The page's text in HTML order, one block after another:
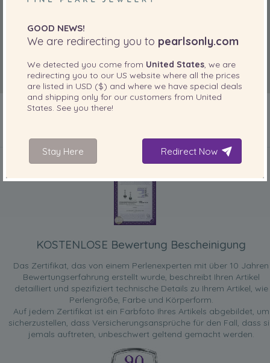
IN IHREM PRODUKT ENTHALTEN
KOSTENLOSE Bewertung Bescheinigung
Das Zertifikat, das von einem Perlenexperten mit über 10 Jahren
Bewertungserfahrung erstellt wurde, beschreibt Ihren Artikel
detailliert und spezifiziert technische Details zu Ihrem Artikel, wie
Perlengröße, Farbe und Körperform.
Auf jedem Zertifikat ist ein Farbfoto Ihres Artikels abgebildet, um
sicherzustellen, dass Versicherungsansprüche für den Fall, dass
jemals auftreten, unbeschwert geltend gemacht werden.
GOOD NEWS!
We are redirecting you to pearlsonly.com
We detected you come from United States, we are
redirecting you to our US website where all the prices
are listed in USD ($) and where we have special deals
and shipping only for our customers from United
States. See you there!
Stay Here Redirect Now